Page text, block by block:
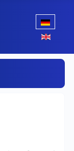
Sprache